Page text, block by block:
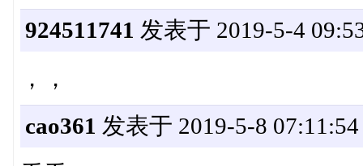
924511741 发表于 2019-5-4
，，
cao361 发表于 2019-5-8 07:11:54